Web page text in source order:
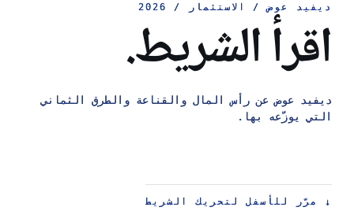
ديفيد عوض / الاستثمار / 2026
اقرأ الشريط.
ديفيد عوض عن رأس المال والقناعة والطرق الثماني
التي يوزّعه بها.
↓ مرّر للأسفل لتحريك الشريط
ديفيد عوض / الاستثمار / 2026
ديفيد عوض عن رأس المال والقناعة والطرق الثماني
التي يوزّعه بها.
↓ مرّر للأسفل لتحريك الشريط